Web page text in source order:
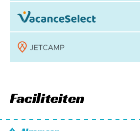
Faciliteiten